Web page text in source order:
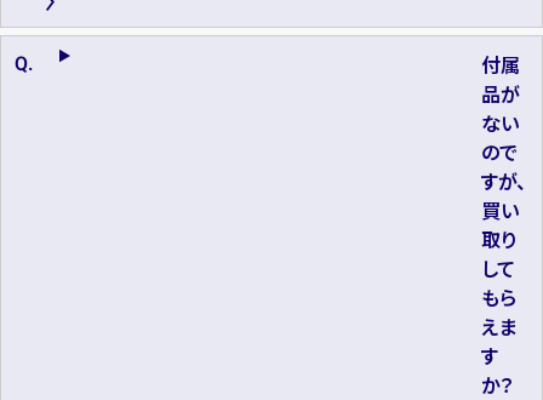
付属
品が
ない
ので
すが、
買い
取り
して
もら
えま
す
か？